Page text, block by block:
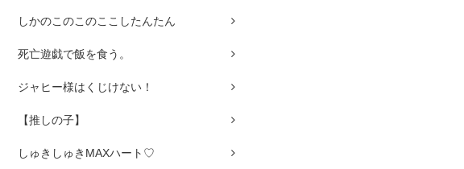
しかのこのこのここしたんたん
死亡遊戯で飯を食う。
ジャヒー様はくじけない！
【推しの子】
しゅきしゅきMAXハート♡